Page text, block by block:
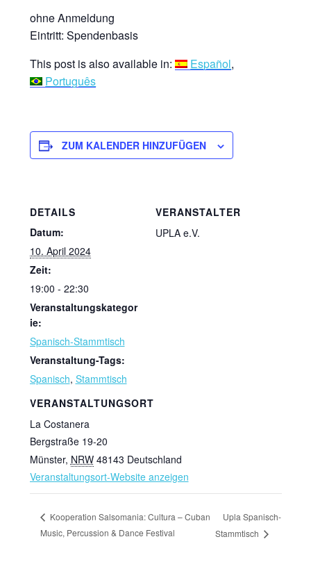
ohne Anmeldung
Eintritt: Spendenbasis
This post is also available in:
Español
Português
ZUM KALENDER HINZUFÜGEN
DETAILS
Datum:
10. April 2024
Zeit:
19:00 - 22:30
Veranstaltungskategor
ie:
Spanisch-Stammtisch
Veranstaltung-Tags:
Spanisch, Stammtisch
VERANSTALTUNGSORT
La Costanera
Bergstraße 19-20
Münster, NRW 48143 Deutschland
Veranstaltungsort-Website anzeigen
VERANSTALTER
UPLA e.V.
Kooperation Salsomania: Cultura – Cuban
Music, Percussion & Dance Festival
Upla Spanisch-
Stammtisch